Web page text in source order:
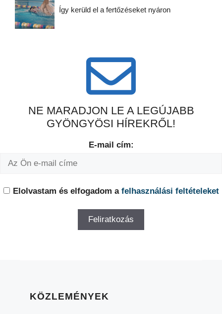
Így kerüld el a fertőzéseket nyáron
NE MARADJON LE A LEGÚJABB
GYÖNGYÖSI HÍREKRŐL!
E-mail cím:
Elolvastam és elfogadom a felhasználási feltételeket
KÖZLEMÉNYEK